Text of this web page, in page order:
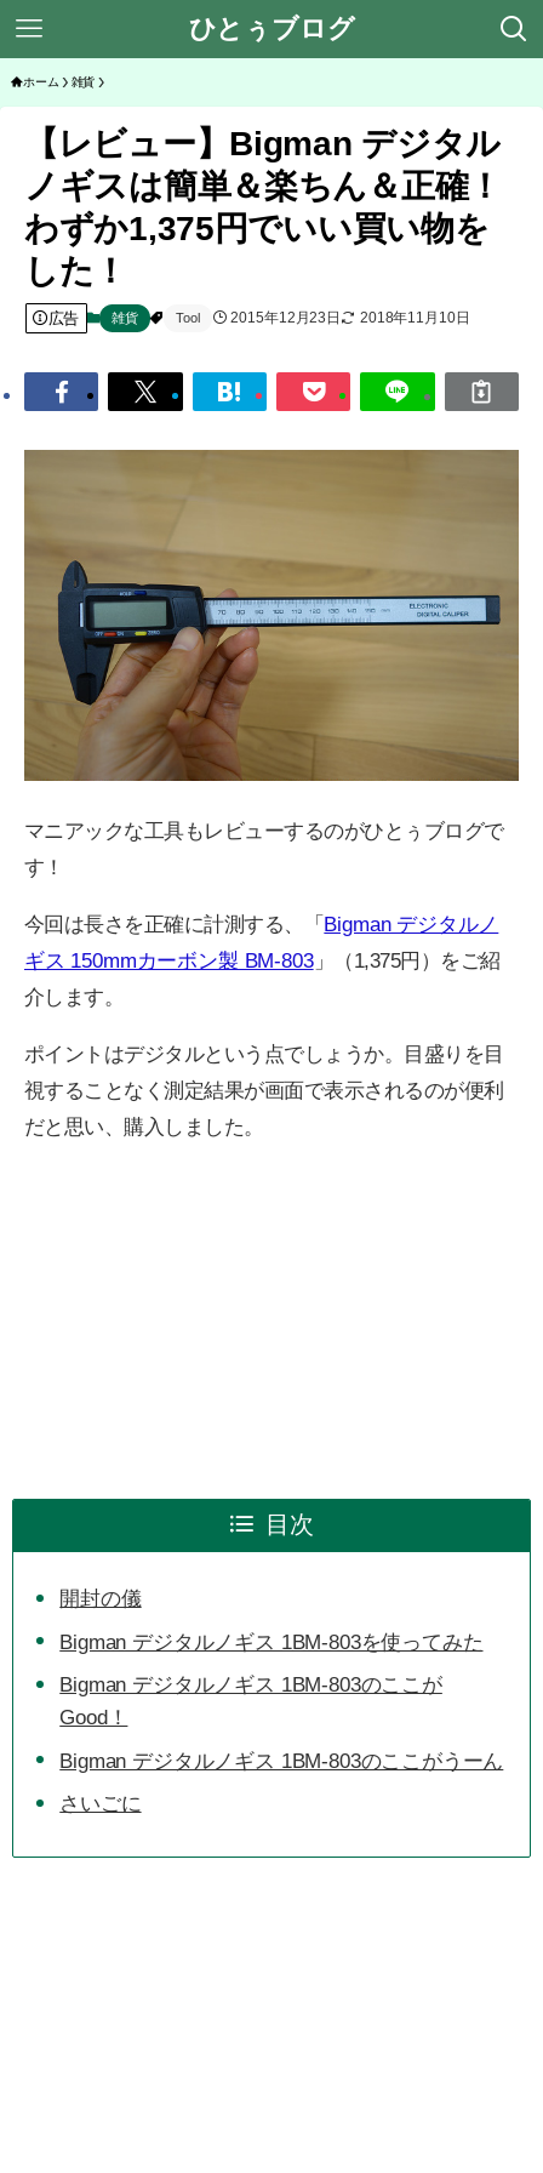
ひとぅブログ
ホーム 雑貨
【レビュー】Bigman デジタル
ノギスは簡単＆楽ちん＆正確！
わずか1,375円でいい買い物を
した！
広告 雑貨 Tool 2015年12月23日 2018年11月10日
マニアックな工具もレビューするのがひとぅブログで
す！
今回は長さを正確に計測する、「 Bigman デジタルノ
ギス 150mmカーボン製 BM-803」（1,375円）をご紹
介します。
ポイントはデジタルという点でしょうか。目盛りを目
視することなく測定結果が画面で表示されるのが便利
だと思い、購入しました。
目次
開封の儀
Bigman デジタルノギス 1BM-803を使ってみた
Bigman デジタルノギス 1BM-803のここが
Good！
Bigman デジタルノギス 1BM-803のここがうーん
さいごに